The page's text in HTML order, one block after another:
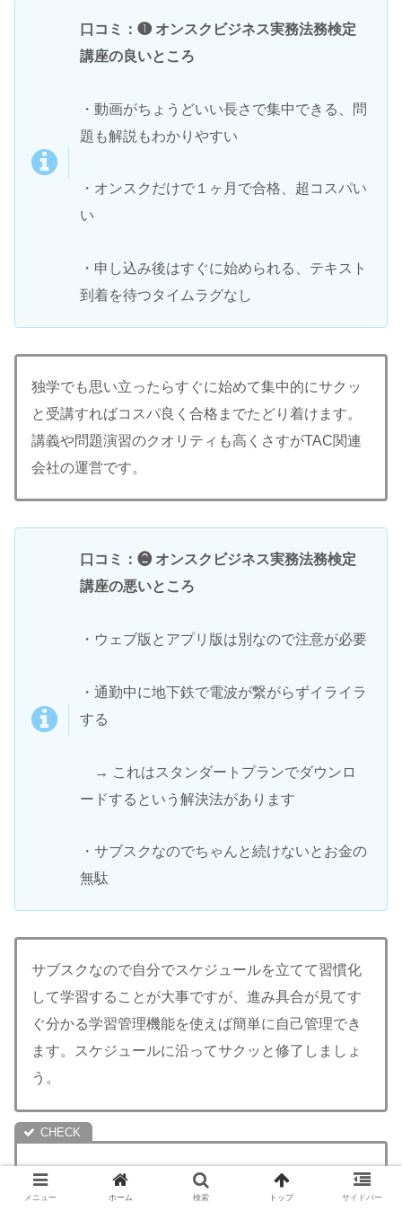
口コミ：❶ オンスクビジネス実務法務検定
講座の良いところ
・動画がちょうどいい長さで集中できる、問
題も解説もわかりやすい
・オンスクだけで１ヶ月で合格、超コスパい
い
・申し込み後はすぐに始められる、テキスト
到着を待つタイムラグなし
独学でも思い立ったらすぐに始めて集中的にサクッ
と受講すればコスパ良く合格までたどり着けます。
講義や問題演習のクオリティも高くさすがTAC関連
会社の運営です。
口コミ：❷ オンスクビジネス実務法務検定
講座の悪いところ
・ウェブ版とアプリ版は別なので注意が必要
・通勤中に地下鉄で電波が繋がらずイライラ
する
→ これはスタンダートプランでダウンロ
ードするという解決法があります
・サブスクなのでちゃんと続けないとお金の
無駄
サブスクなので自分でスケジュールを立てて習慣化
して学習することが大事ですが、進み具合が見てす
ぐ分かる学習管理機能を使えば簡単に自己管理でき
ます。スケジュールに沿ってサクッと修了しましょ
う。
得する情報）スケジュール管理はこれでバッチリ！
メニュー ホーム 検索 トップ サイドバー